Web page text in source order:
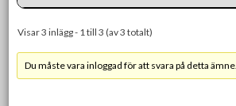
Visar 3 inlägg - 1 till 3 (av 3 totalt)
Du måste vara inloggad för att svara på detta ämne.